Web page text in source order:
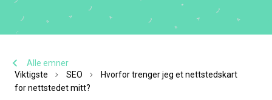
Alle emner
Viktigste
SEO
Hvorfor trenger jeg et nettstedskart
for nettstedet mitt?